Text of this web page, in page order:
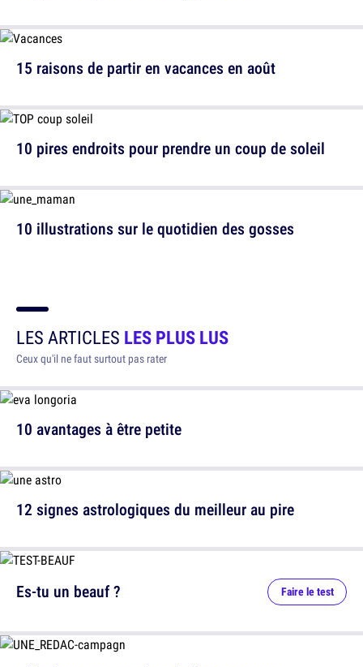
10 pires endroits pour prendre un coup de soleil
15 raisons de partir en vacances en août
10 illustrations sur le quotidien des gosses
LES ARTICLES LES PLUS LUS
Ceux qu'il ne faut surtout pas rater
10 avantages à être petite
12 signes astrologiques du meilleur au pire
Es-tu un beauf ? Faire le test